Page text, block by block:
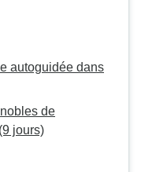
autoguidée dans
de
jours)